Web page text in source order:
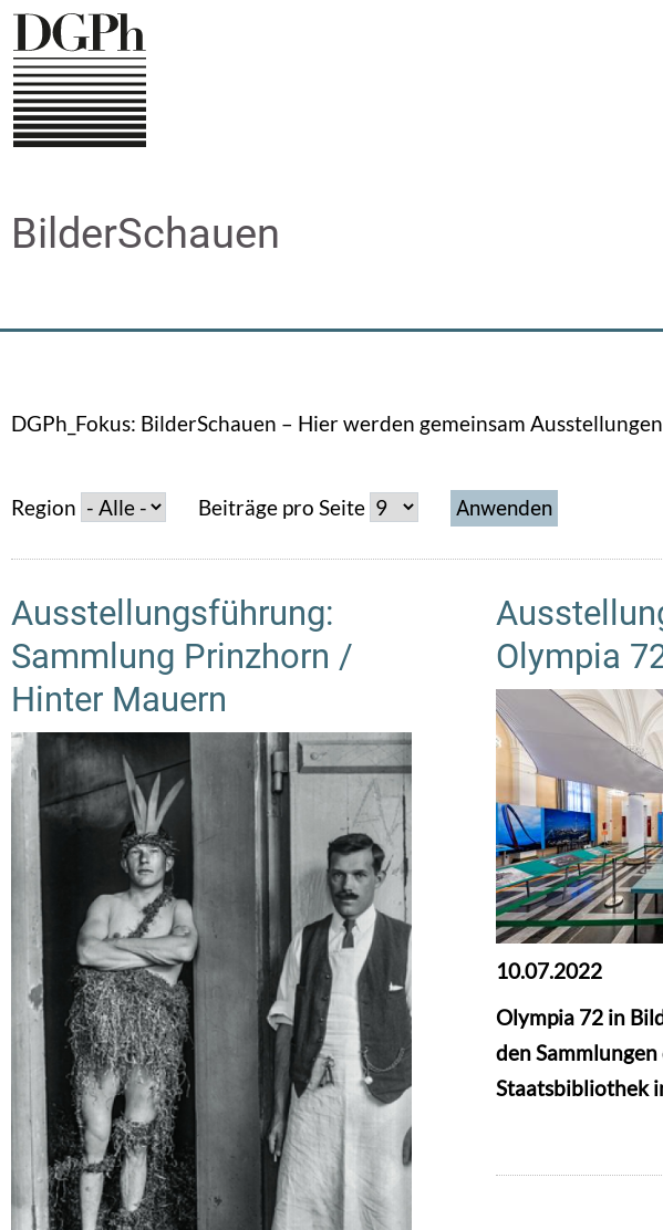
Direkt
zum
Inhalt
BilderSchauen
DGPh_Fokus: BilderSchauen – Hier werden gemeinsam
Region Beiträge pro Seite
Ausstellungsführung:
Sammlung Prinzhorn /
Hinter Mauern
Olympia
10.07.2022
Olympia 72 in
den
Staatsbibliothek